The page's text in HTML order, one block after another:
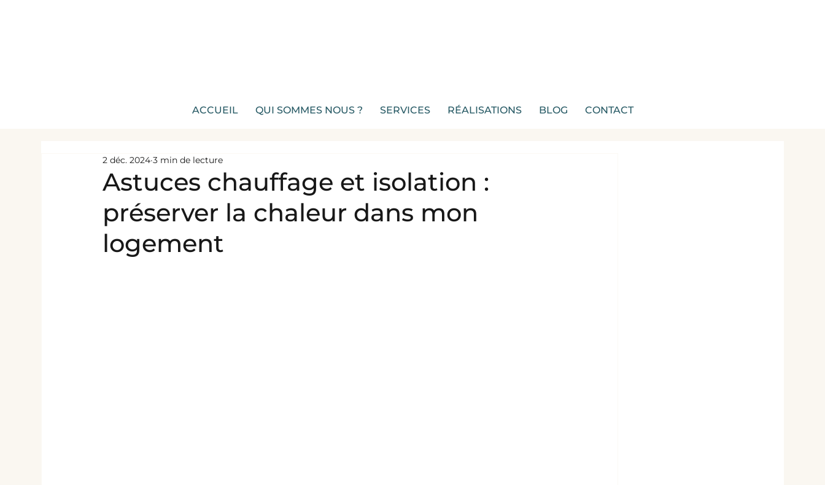
ACCUEIL QUI SOMMES NOUS ? SERVICES RÉALISATIONS BLOG CONTACT
Astuces chauffage et isolation :
préserver la chaleur dans mon
logement
2 déc. 2024 3 min de lecture